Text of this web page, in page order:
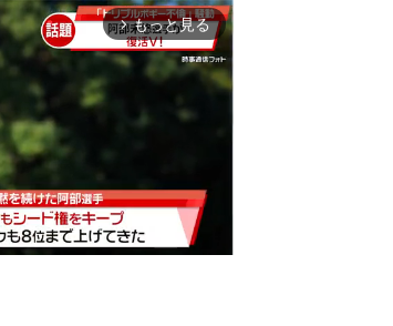
arrow_forward_ios もっと見る